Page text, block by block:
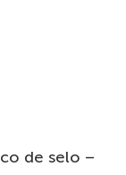
de selo –